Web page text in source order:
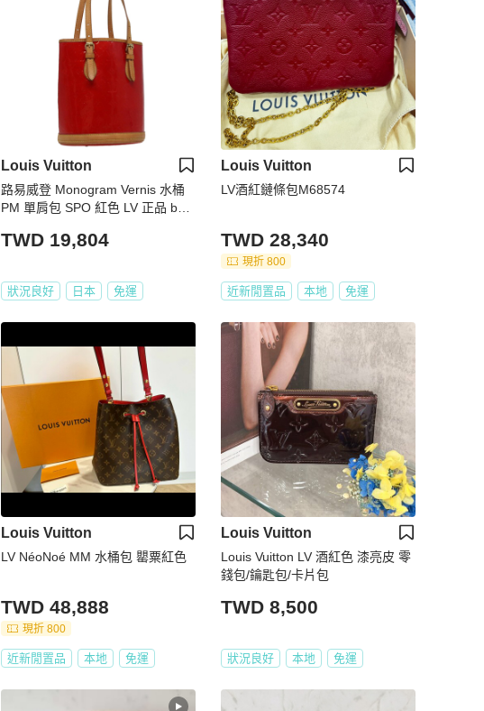
Louis Vuitton
路易威登 Monogram Vernis 水桶
PM 單肩包 SPO 紅色 LV 正品 bs1
TWD 19,804
狀況良好 日本 免運
Louis Vuitton
LV酒紅鏈條包M68574
TWD 28,340
現折 800
近新閒置品 本地 免運
Louis Vuitton
LV NéoNoé MM 水桶包 罌粟紅色
TWD 48,888
現折 800
近新閒置品 本地 免運
Louis Vuitton
Louis Vuitton LV 酒紅色 漆亮皮 零
錢包/鑰匙包/卡片包
TWD 8,500
狀況良好 本地 免運